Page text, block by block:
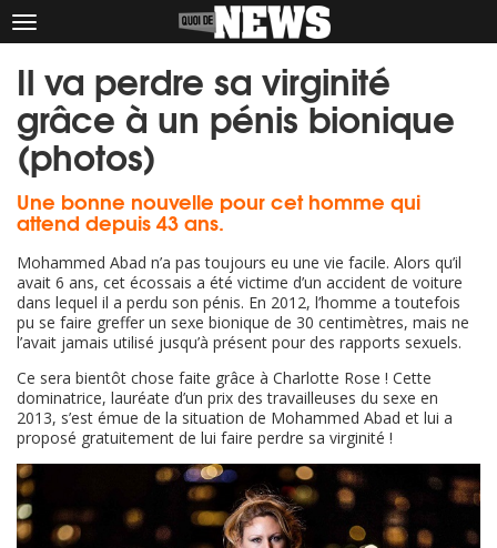
Afficher
menu
Il va perdre sa virginité
grâce à un pénis bionique
(photos)
Une bonne nouvelle pour cet homme qui
attend depuis 43 ans.
Mohammed Abad n’a pas toujours eu une vie facile. Alors qu’il
avait 6 ans, cet écossais a été victime d’un accident de voiture
dans lequel il a perdu son pénis. En 2012, l’homme a toutefois
pu se faire greffer un sexe bionique de 30 centimètres, mais ne
l’avait jamais utilisé jusqu’à présent pour des rapports sexuels.
Ce sera bientôt chose faite grâce à Charlotte Rose ! Cette
dominatrice, lauréate d’un prix des travailleuses du sexe en
2013, s’est émue de la situation de Mohammed Abad et lui a
proposé gratuitement de lui faire perdre sa virginité !